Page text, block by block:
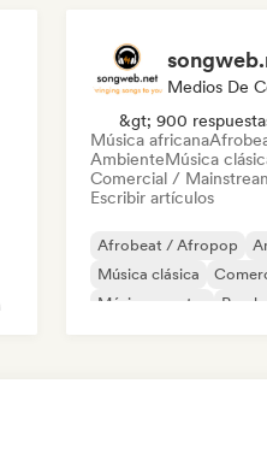
&gt; 900
Música africana
AmbienteMúsica
Comercial /
Escribir artículos
Afrobeat / Afropop
Música clásica
Música country
Pop